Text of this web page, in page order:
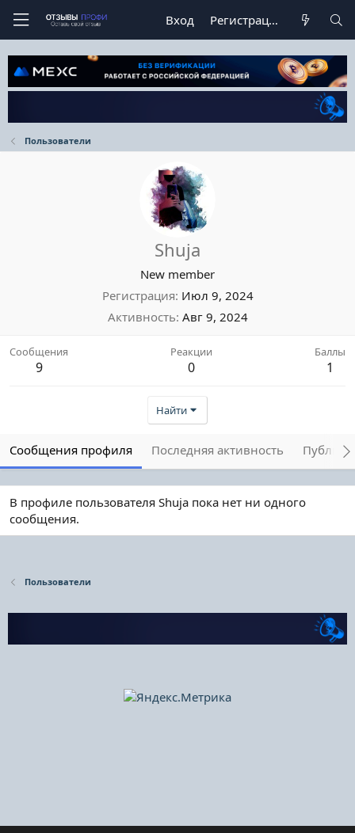
Вход Регистрация
Пользователи
Shuja
New member
Регистрация Июл 9, 2024
Активность Авг 9, 2024
Сообщения
9
Реакции
0
Баллы
1
Найти
Сообщения профиля Последняя активность
В профиле пользователя Shuja пока нет ни одного
сообщения.
Пользователи